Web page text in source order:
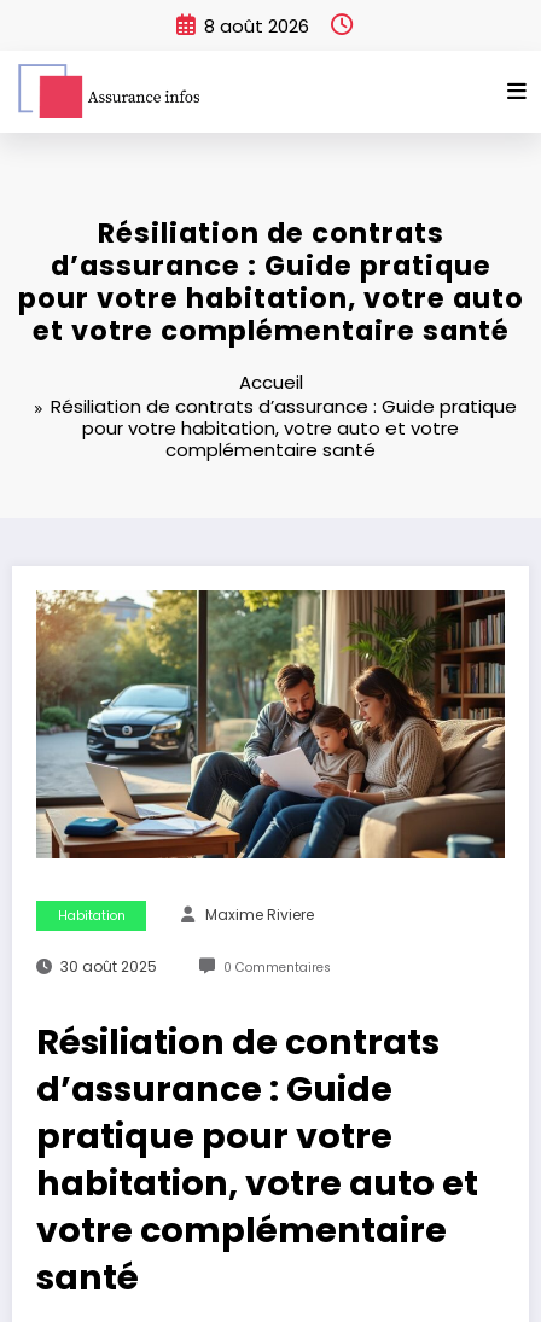
8 août 2026
Résiliation de contrats
d’assurance : Guide pratique
pour votre habitation, votre auto
et votre complémentaire santé
Accueil
Résiliation de contrats d’assurance : Guide pratique
pour votre habitation, votre auto et votre
complémentaire santé
Habitation Maxime Riviere
30 août 2025 0 Commentaires
Résiliation de contrats
d’assurance : Guide
pratique pour votre
habitation, votre auto et
votre complémentaire
santé